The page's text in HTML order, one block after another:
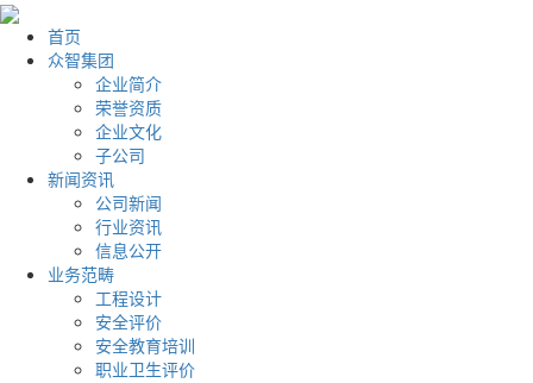
首页
众智集团
企业简介
荣誉资质
企业文化
子公司
新闻资讯
公司新闻
行业资讯
信息公开
业务范畴
工程设计
安全评价
安全教育培训
职业卫生评价